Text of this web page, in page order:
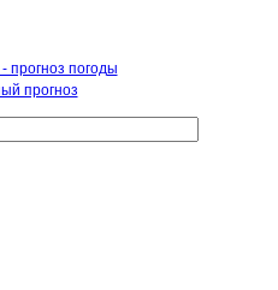
погоды
прогноз